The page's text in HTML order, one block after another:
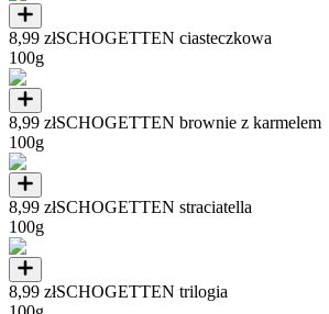
8,99 złSCHOGETTEN ciasteczkowa
100g
8,99 złSCHOGETTEN brownie z karmelem
100g
8,99 złSCHOGETTEN straciatella
100g
8,99 złSCHOGETTEN trilogia